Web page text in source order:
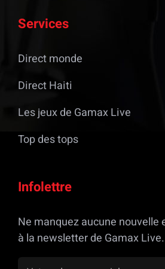
Services
Direct monde
Direct Haiti
Les jeux de Gamax Live
Top des tops
Infolettre
Ne manquez aucune nouvelle
à la newsletter de Gamax Live.